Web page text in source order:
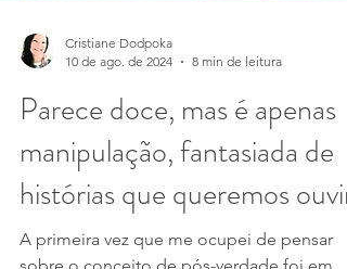
Cristiane Dodpoka
10 de ago. de 2024
8 min de leitura
Parece doce, mas é apenas
manipulação, fantasiada de
histórias que queremos ouvir.